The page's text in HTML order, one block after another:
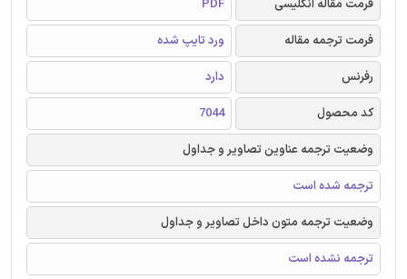
فرمت مقاله انگلیسی
PDF
فرمت ترجمه مقاله
ورد تایپ شده
رفرنس
دارد
کد محصول
7044
وضعیت ترجمه عناوین تصاویر و جداول
ترجمه شده است
وضعیت ترجمه متون داخل تصاویر و جداول
ترجمه نشده است